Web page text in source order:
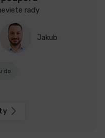
rady
Jakub
do